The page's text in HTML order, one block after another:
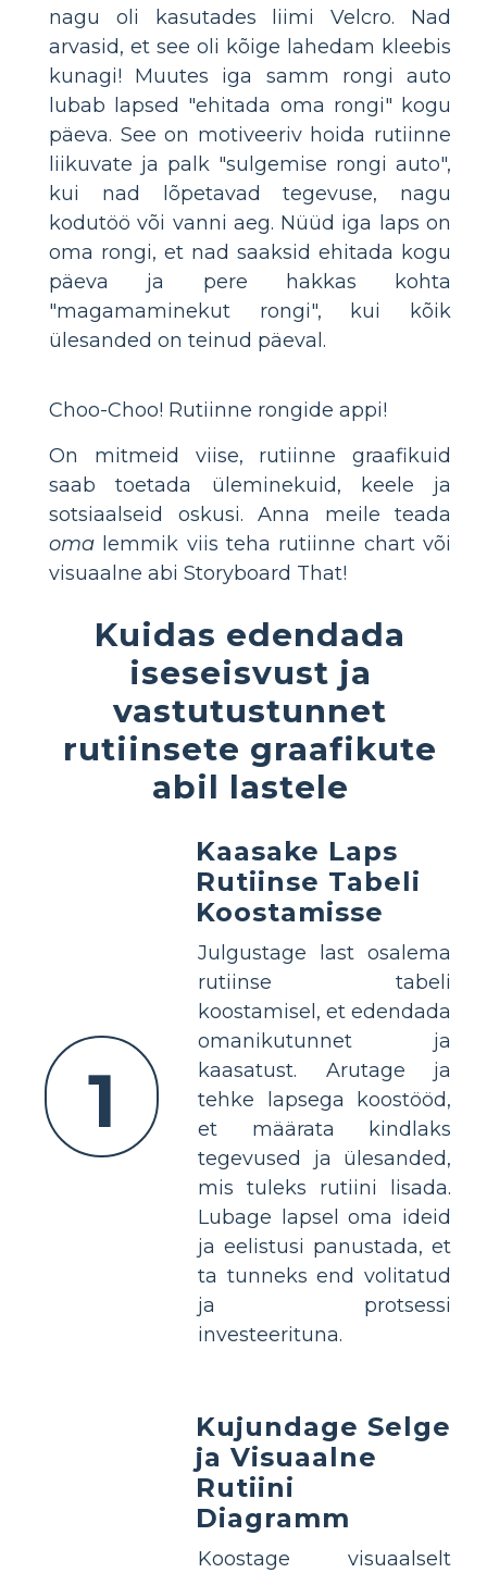
nagu oli kasutades liimi Velcro. Nad
arvasid, et see oli kõige lahedam kleebis
kunagi! Muutes iga samm rongi auto
lubab lapsed "ehitada oma rongi" kogu
päeva. See on motiveeriv hoida rutiinne
liikuvate ja palk "sulgemise rongi auto",
kui nad lõpetavad tegevuse, nagu
kodutöö või vanni aeg. Nüüd iga laps on
oma rongi, et nad saaksid ehitada kogu
päeva ja pere hakkas kohta
"magamaminekut rongi", kui kõik
ülesanded on teinud päeval.
Choo-Choo! Rutiinne rongide appi!
On mitmeid viise, rutiinne graafikuid
saab toetada üleminekuid, keele ja
sotsiaalseid oskusi. Anna meile teada
oma lemmik viis teha rutiinne chart või
visuaalne abi Storyboard That!
Kuidas edendada
iseseisvust ja
vastutustunnet
rutiinsete graafikute
abil lastele
1
Kaasake Laps
Rutiinse Tabeli
Koostamisse
Julgustage last osalema
rutiinse tabeli
koostamisel, et edendada
omanikutunnet ja
kaasatust. Arutage ja
tehke lapsega koostööd,
et määrata kindlaks
tegevused ja ülesanded,
mis tuleks rutiini lisada.
Lubage lapsel oma ideid
ja eelistusi panustada, et
ta tunneks end volitatud
ja protsessi
investeerituna.
Kujundage Selge
ja Visuaalne
Rutiini
Diagramm
Koostage visuaalselt